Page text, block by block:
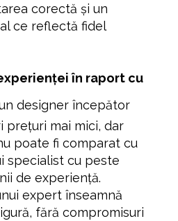
corectă și un
ce reflectă fidel
în raport cu
designer începător
prețuri mai mici, dar
poate fi comparat cu
specialist cu peste
de experiență.
expert înseamnă
fără compromisuri